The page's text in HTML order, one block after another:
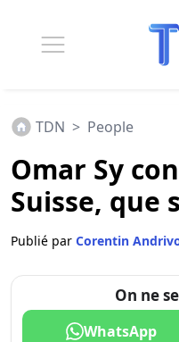
TDN > People
Omar Sy
Suisse, que
Publié par Corentin
On ne
WhatsApp